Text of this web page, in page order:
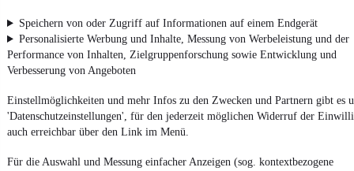
Speichern von oder Zugriff auf Informationen auf einem Endgerät
Personalisierte Werbung und Inhalte, Messung von Werbeleistung und der
Performance von Inhalten, Zielgruppenforschung sowie Entwicklung und
Verbesserung von Angeboten
Einstellmöglichkeiten und mehr Infos zu den Zwecken und Partnern gibt es
'Datenschutzeinstellungen', für den jederzeit möglichen Widerruf der
auch erreichbar über den Link im Menü.
Für die Auswahl und Messung einfacher Anzeigen (sog. kontextbezogene
Datenschutz
Datenschutzeinstellungen
Erklärung zur Barrierefreiheit
Report Security Vulnerability (English)
Powered by